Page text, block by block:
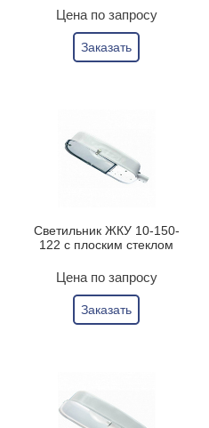
Цена по запросу
Заказать
Светильник ЖКУ 10-150-
122 с плоским стеклом
Цена по запросу
Заказать